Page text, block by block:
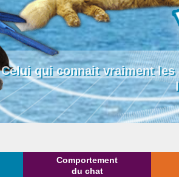
Celui qui connait vraiment les
Comportement
du chat